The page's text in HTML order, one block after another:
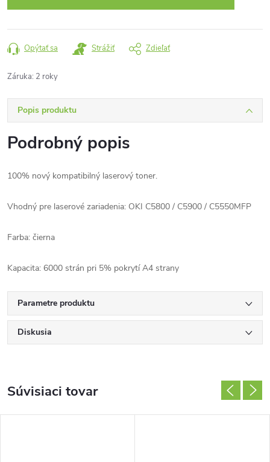
Opýtať sa Strážiť Zdieľať
Záruka: 2 roky
Popis produktu
Podrobný popis
100% nový kompatibilný laserový toner.
Vhodný pre laserové zariadenia: OKI C5800 / C5900 / C5550MFP
Farba: čierna
Kapacita: 6000 strán pri 5% pokrytí A4 strany
Parametre produktu
Diskusia
Súvisiaci tovar